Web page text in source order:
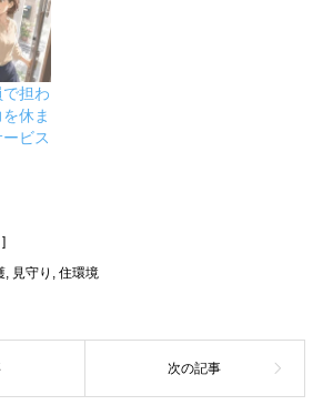
担わ
休ま
ビス
, 見守り , 住環境